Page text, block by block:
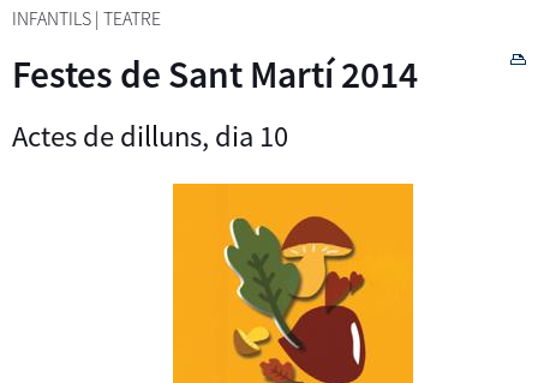
INFANTILS | TEATRE
Festes de Sant Martí 2014
Actes de dilluns, dia 10